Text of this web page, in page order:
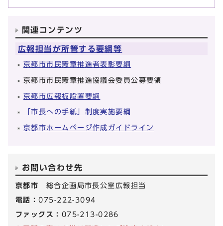
関連コンテンツ
広報担当が所管する要綱等
京都市市民憲章推進者表彰要綱
京都市市民憲章推進協議会委員公募要領
京都市広報板設置要綱
「市長への手紙」制度実施要綱
京都市ホームページ作成ガイドライン
お問い合わせ先
京都市 総合企画局市長公室広報担当
電話：075-222-3094
ファックス： 075-213-0286